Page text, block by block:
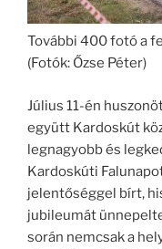
További 400 fotó a
(Fotók: Őzse Péter)
Július 11-én
együtt Kardoskút
legnagyobb és
Kardoskúti
jelentőséggel bírt,
jubileumát
során nemcsak a